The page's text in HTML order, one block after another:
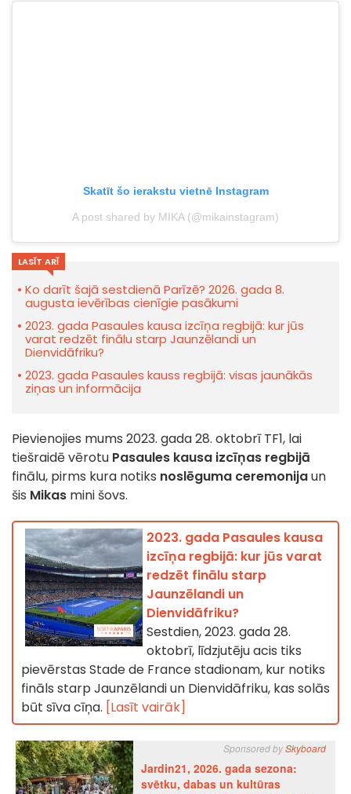
Skatīt šo ierakstu vietnē Instagram
A post shared by MIKA (@mikainstagram)
LASĪT ARĪ
Ko darīt šajā sestdienā Parīzē? 2026. gada 8.
augusta ievērības cienīgie pasākumi
2023. gada Pasaules kausa izcīņa regbijā: kur jūs
varat redzēt finālu starp Jaunzēlandi un
Dienvidāfriku?
2023. gada Pasaules kauss regbijā: visas jaunākās
ziņas un informācija
Pievienojies mums 2023. gada 28. oktobrī TF1, lai
tiešraidē vērotu Pasaules kausa izcīņas regbijā
finālu, pirms kura notiks noslēguma ceremonijaun
šis Mikas mini šovs.
2023. gada Pasaules kausa
izcīņa regbijā: kur jūs varat
redzēt finālu starp
Jaunzēlandi un
Dienvidāfriku?
Sestdien, 2023. gada 28.
oktobrī, līdzjutēju acis tiks
pievērstas Stade de France stadionam, kur notiks
fināls starp Jaunzēlandi un Dienvidāfriku, kas solās
būt sīva cīņa. [Lasīt vairāk]